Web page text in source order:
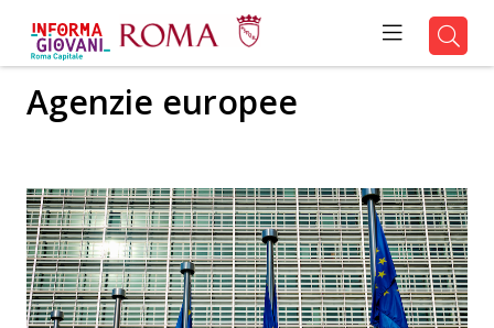
Agenzie europee